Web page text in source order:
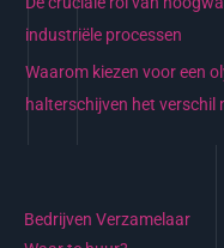
industriële processen
Waarom kiezen voor een
halterschijven het verschil
Bedrijven Verzamelaar